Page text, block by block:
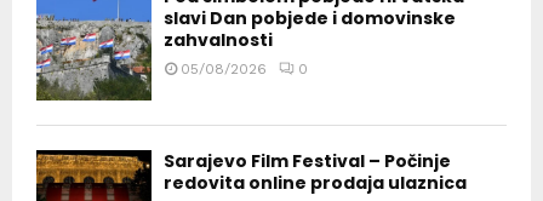
slavi Dan pobjede i domovinske
zahvalnosti
05/08/2026 0
Sarajevo Film Festival – Počinje
redovita online prodaja ulaznica